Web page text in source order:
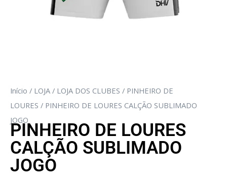
Início / LOJA / LOJA DOS CLUBES / PINHEIRO DE
LOURES / PINHEIRO DE LOURES CALÇÃO SUBLIMADO
JOGO
PINHEIRO DE LOURES
CALÇÃO SUBLIMADO
JOGO